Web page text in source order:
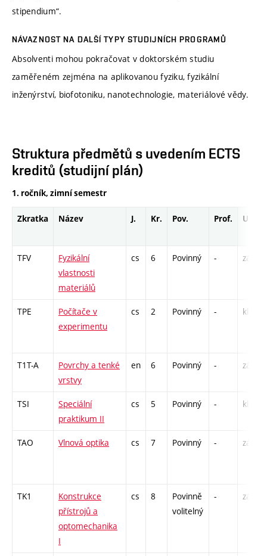
stipendium“.
NÁVAZNOST NA DALŠÍ TYPY STUDIJNÍCH PROGRAMŮ
Absolventi mohou pokračovat v doktorském studiu
zaměřeném zejména na aplikovanou fyziku, fyzikální
inženýrství, biofotoniku, nanotechnologie, materiálové vědy.
Struktura předmětů s uvedením ECTS
kreditů (studijní plán)
1. ročník, zimní semestr
Zkratka Název J. Kr. Pov. Prof. Uk.
TFV
Fyzikální
vlastnosti
materiálů
cs 6 Povinný - zá,zk
TPE
Počítače v
experimentu
cs 2 Povinný - kl
T1T-A
Povrchy a tenké
vrstvy
en 6 Povinný - zá,zk
TSI
Speciální
praktikum II
cs 5 Povinný - kl
TAO Vlnová optika cs 7 Povinný - zá,zk
TK1
Konstrukce
přístrojů a
optomechanika
I
cs 8
Povinně
volitelný
- zá,zk